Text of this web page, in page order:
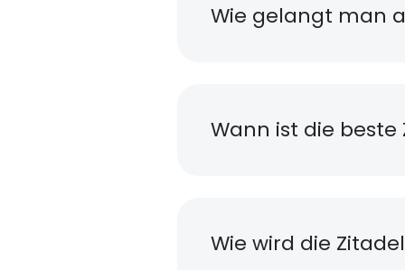
Wie gelangt man
Wann ist die
Wie wird die